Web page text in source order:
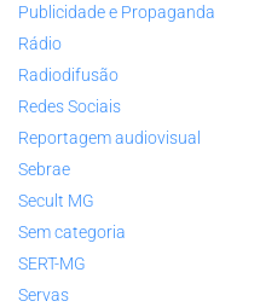
Publicidade e Propaganda
Rádio
Radiodifusão
Redes Sociais
Reportagem audiovisual
Sebrae
Secult MG
Sem categoria
SERT-MG
Servas